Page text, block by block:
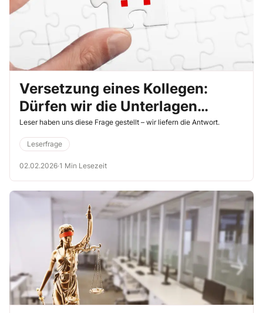
Versetzung eines Kollegen:
Dürfen wir die Unterlagen
weitergeben?
Leser haben uns diese Frage gestellt – wir liefern die Antwort.
Leserfrage
02.02.2026·1 Min Lesezeit